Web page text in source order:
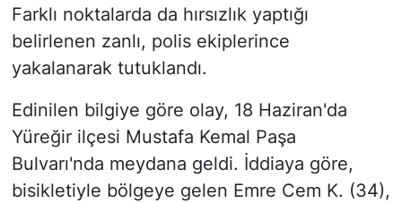
Farklı noktalarda da hırsızlık yaptığı
belirlenen zanlı, polis ekiplerince
yakalanarak tutuklandı.
Edinilen bilgiye göre olay, 18 Haziran'da
Yüreğir ilçesi Mustafa Kemal Paşa
Bulvarı'nda meydana geldi. İddiaya göre,
bisikletiyle bölgeye gelen Emre Cem K. (34),